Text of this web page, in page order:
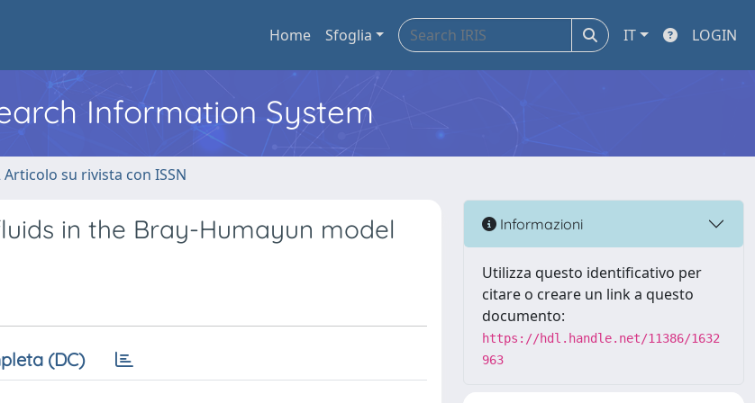
Home Sfoglia IT LOGIN
Information System
Articolo su rivista con ISSN
in the Bray-Humayun model
(DC)
Informazioni
Utilizza questo identificativo per
citare o creare un link a questo
documento:
https://hdl.handle.net/11386/1632
963